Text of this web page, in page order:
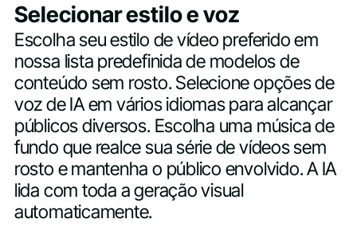
Selecionar estilo e voz
Escolha seu estilo de vídeo preferido em
nossa lista predefinida de modelos de
conteúdo sem rosto. Selecione opções de
voz de IA em vários idiomas para alcançar
públicos diversos. Escolha uma música de
fundo que realce sua série de vídeos sem
rosto e mantenha o público envolvido. A IA
lida com toda a geração visual
automaticamente.